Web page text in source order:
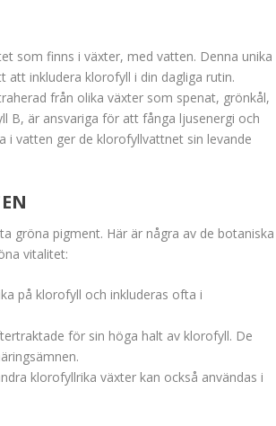
som finns i växter, med vatten. Denna unika
inkludera klorofyll i din dagliga rutin.
från olika växter som spenat, grönkål,
B, är ansvariga för att fånga ljusenergi och
i vatten ger de klorofyllvattnet sin levande
gröna pigment. Här är några av de botaniska
vitalitet:
på klorofyll och inkluderas ofta i
för sin höga halt av klorofyll. De
klorofyllrika växter kan också användas i